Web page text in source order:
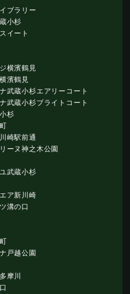
ブラリー
小杉
イート
横濱鶴見
濱鶴見
武蔵小杉エアリーコート
武蔵小杉ブライトコート
杉
崎駅前通
ーヌ神之木公園
武蔵小杉
ア新川崎
溝の口
戸越公園
摩川